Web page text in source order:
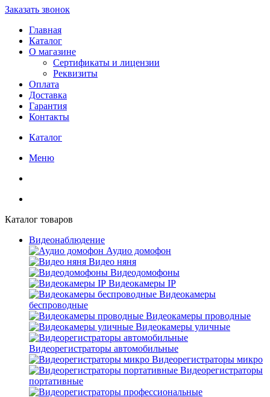
Заказать звонок
Главная
Каталог
О магазине
Сертификаты и лицензии
Реквизиты
Оплата
Доставка
Гарантия
Контакты
Каталог
Меню
Каталог товаров
Видеонаблюдение
Аудио домофон
Видео няня
Видеодомофоны
Видеокамеры IP
Видеокамеры
беспроводные
Видеокамеры проводные
Видеокамеры уличные
Видеорегистраторы автомобильные
Видеорегистраторы микро
Видеорегистраторы
портативные